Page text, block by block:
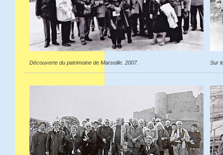
Découverte du patrimoine de Marseille. 2007. Sur